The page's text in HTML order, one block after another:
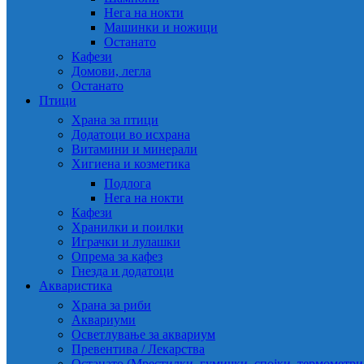
Нега на нокти
Машинки и ножици
Останато
Кафези
Домови, легла
Останато
Птици
Храна за птици
Додатоци во исхрана
Витамини и минерали
Хигиена и козметика
Подлога
Нега на нокти
Кафези
Хранилки и поилки
Играчки и лулашки
Опрема за кафез
Гнезда и додатоци
Акваристика
Храна за риби
Аквариуми
Осветлување за аквариум
Превентива / Лекарства